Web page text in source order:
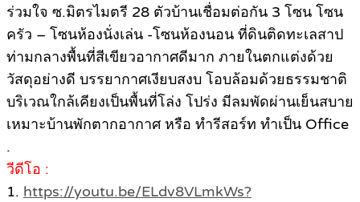
ร่วมใจ ซ.มิตรไมตรี 28 ตัวบ้านเชื่อมต่อกัน 3 โซน โซน
ครัว – โซนห้องนั่งเล่น -โซนห้องนอน ที่ดินติดทะเลสาป
ท่ามกลางพื้นที่สีเขียวอากาศดีมาก ภายในตกแต่งด้วย
วัสดุอย่างดี บรรยากาศเงียบสงบ โอบล้อมด้วยธรรมชาติ
บริเวณใกล้เคียงเป็นพื้นที่โล่ง โปร่ง มีลมพัดผ่านเย็นสบาย
เหมาะบ้านพักตากอากาศ หรือ ทำรีสอร์ท ทำเป็น Office
.
วีดีโอ :
1. https://youtu.be/ELdv8VLmkWs?